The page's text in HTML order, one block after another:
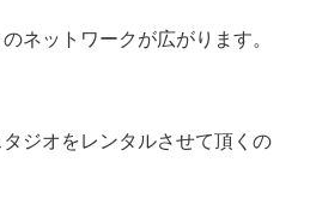
ネットワークが広がります。
ジオをレンタルさせて頂くの